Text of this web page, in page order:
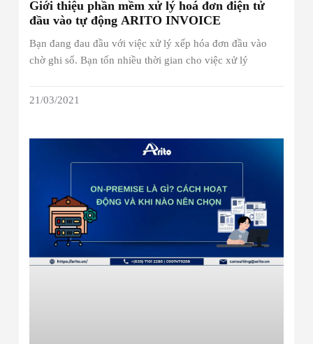
Giới thiệu phần mềm xử lý hoá đơn điện tử
đầu vào tự động ARITO INVOICE
Bạn đang đau đầu với việc xử lý xếp hóa đơn đầu vào
chờ ghi sổ. Bạn tốn nhiều thời gian cho việc xử lý
21/03/2021